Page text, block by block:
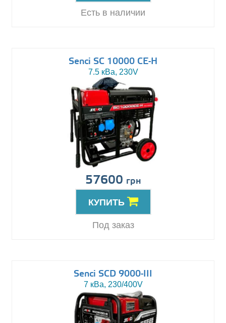
Есть в наличии
Senci SC 10000 CE-H
7.5 кВа, 230V
57600 грн
КУПИТЬ
Под заказ
Senci SCD 9000-III
7 кВа, 230/400V